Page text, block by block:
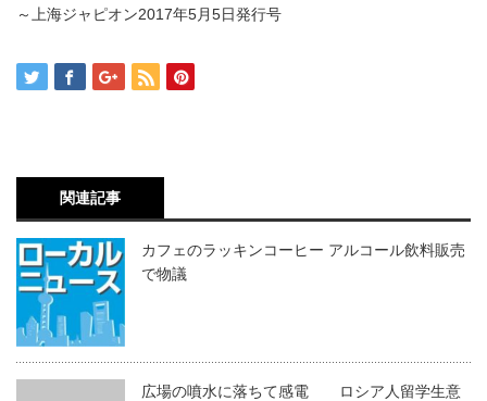
～上海ジャピオン2017年5月5日発行号
関連記事
カフェのラッキンコーヒー アルコール飲料販売
で物議
広場の噴水に落ちて感電 ロシア人留学生意